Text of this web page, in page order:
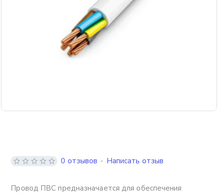
Провод ПВС предназначается для обеспечения
0 отзывов - Написать отзыв